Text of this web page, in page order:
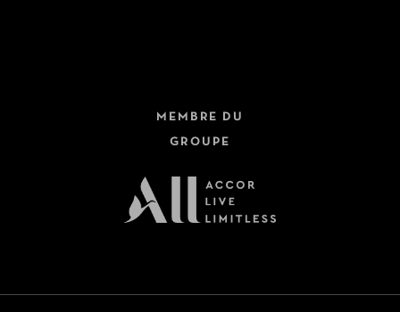
MEMBRE DU
GROUPE